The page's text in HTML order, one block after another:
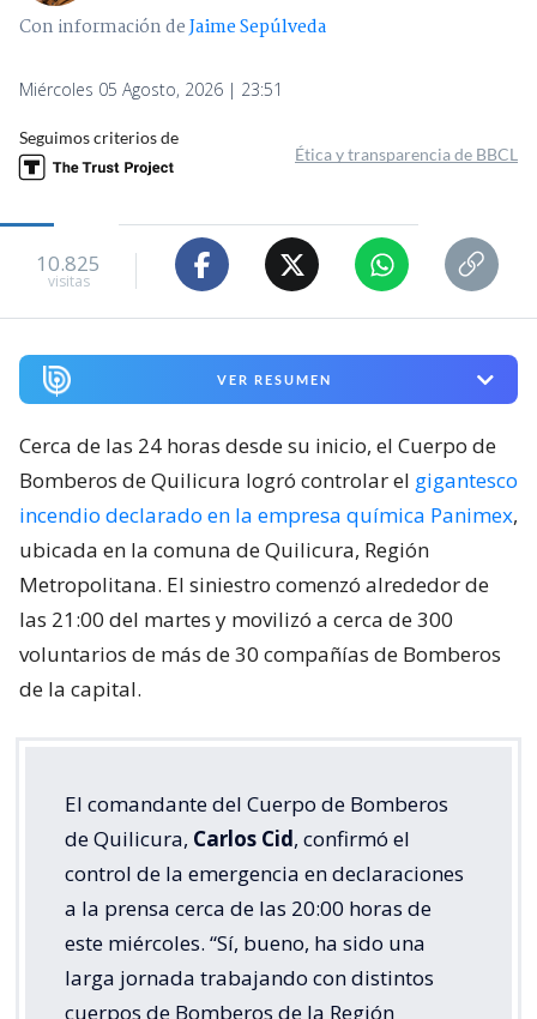
Bomberos declara controlado
incendio en planta química en
combate
Antonio González
Periodista. Editor nocturno en BioBioChile.
Con información de
Jaime Sepúlveda
Miércoles 05 Agosto, 2026 | 23:51
Seguimos criterios de
10.825
visitas
Cerca de las 24 horas desde su inicio, el Cuerpo de
Bomberos de Quilicura logró controlar el
incendio declarado en la empresa química Panimex
ubicada en la comuna de Quilicura, Región
Metropolitana. El siniestro comenzó alrededor de
las 21:00 del martes y movilizó a cerca de 300
voluntarios de más de 30 compañías de Bomberos